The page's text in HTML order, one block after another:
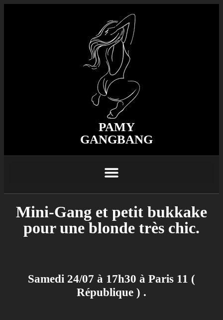
PAMY
GANGBANG
Mini-Gang et petit bukkake
pour une blonde très chic.
Samedi 24/07 à 17h30 à Paris 11 (
République ) .